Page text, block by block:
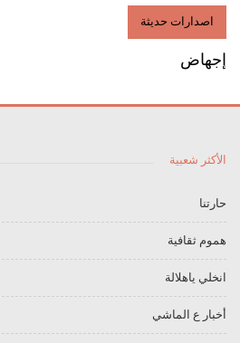
اصدارات حديثة
إجهاض
الأكثر شعبية
حارتنا
هموم ثقافية
انخلي ياهلالة
أخبار ع الماشي